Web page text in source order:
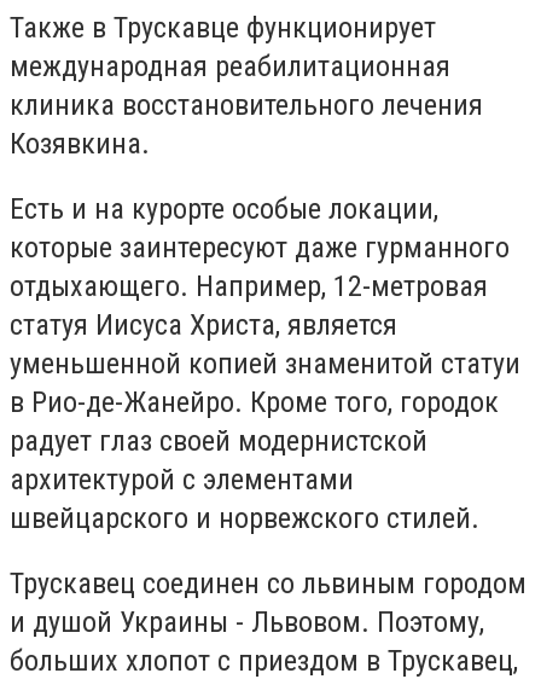
Также в Трускавце функционирует
международная реабилитационная
клиника восстановительного лечения
Козявкина.
Есть и на курорте особые локации,
которые заинтересуют даже гурманного
отдыхающего. Например, 12-метровая
статуя Иисуса Христа, является
уменьшенной копией знаменитой статуи
в Рио-де-Жанейро. Кроме того, городок
радует глаз своей модернистской
архитектурой с элементами
швейцарского и норвежского стилей.
Трускавец соединен со львиным городом
и душой Украины - Львовом. Поэтому,
больших хлопот с приездом в Трускавец,